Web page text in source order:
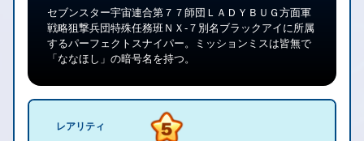
セブンスター宇宙連合第７７師団ＬＡＤＹＢＵＧ方面軍
戦略狙撃兵団特殊任務班ＮＸ-７別名ブラックアイに所属
するパーフェクトスナイパー。ミッションミスは皆無で
「ななほし」の暗号名を持つ。
レアリティ